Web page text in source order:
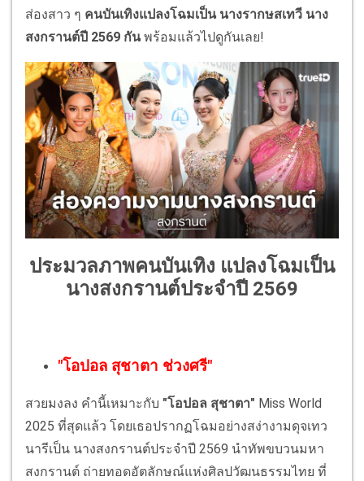
ส่องสาว ๆ คนบันเทิงแปลงโฉมเป็น นางรากษสเทวี นาง
สงกรานต์ปี 2569 กันพร้อมแล้วไปดูกันเลย!
ประมวลภาพคนบันเทิง แปลงโฉมเป็น
นางสงกรานต์ประจำปี 2569
"โอปอล สุชาตา ช่วงศรี"
สวยมงลง คำนี้เหมาะกับ "โอปอล สุชาตา" Miss World
2025 ที่สุดแล้ว โดยเธอปรากฏโฉมอย่างสง่างามดุจเทว
นารีเป็น นางสงกรานต์ประจำปี 2569 นำทัพขบวนมหา
สงกรานต์ ถ่ายทอดอัตลักษณ์แห่งศิลปวัฒนธรรมไทย ที่